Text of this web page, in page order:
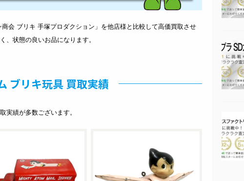
会 ブリキ 手塚プロダクション」を他店様と比較して高価買取させ
、状態の良いお品になります。
ブリキ玩具 買取実績
実績が多数ございます。